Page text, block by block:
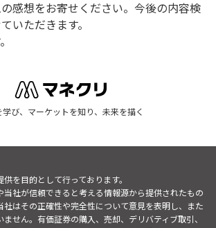
感想をお寄せください。今後の内容検
いただきます。
学び、マーケットを知り、未来を描く
を目的として行っております。
社が信頼できると考える情報源から提供されたもの
社はその正確性や完全性について意見を表明し、また
せん。有価証券の購入、売却、デリバティブ取引、